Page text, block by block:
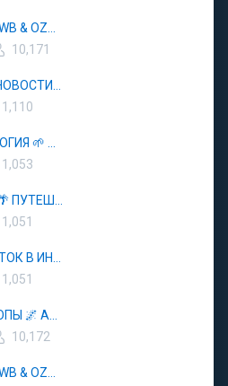
10,171
1,110
1,053
1,051
1,051
10,172